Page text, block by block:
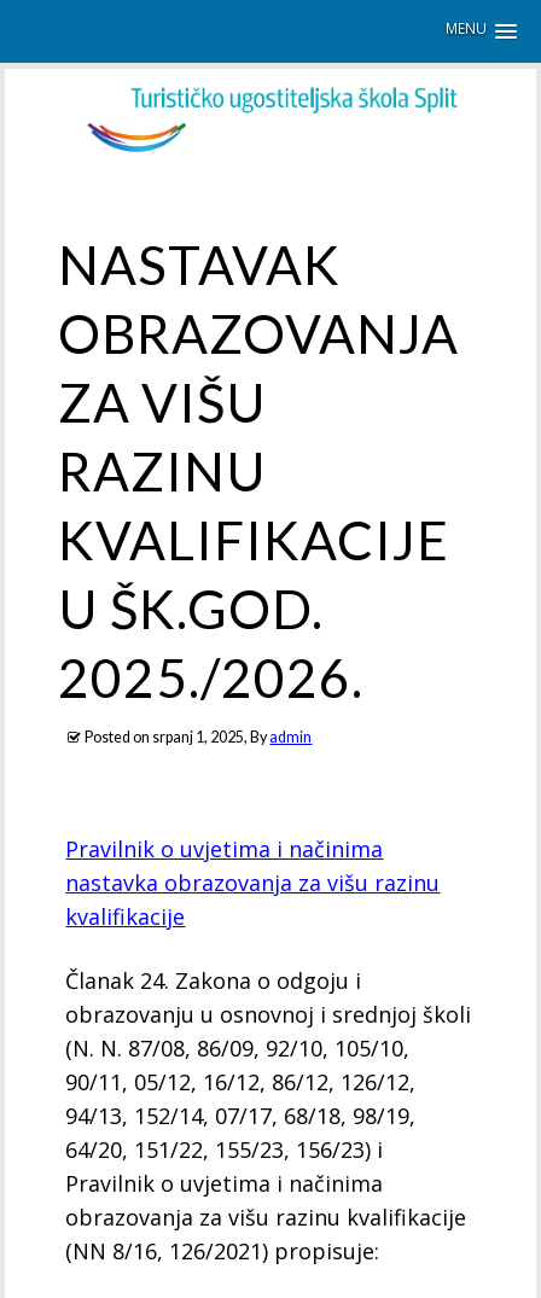
MENU
NASTAVAK
OBRAZOVANJA
ZA VIŠU
RAZINU
KVALIFIKACIJE
U ŠK.GOD.
2025./2026.
Posted on srpanj 1, 2025, Byadmin
Pravilnik o uvjetima i načinima
nastavka obrazovanja za višu razinu
kvalifikacije
Članak 24. Zakona o odgoju i
obrazovanju u osnovnoj i srednjoj školi
(N. N. 87/08, 86/09, 92/10, 105/10,
90/11, 05/12, 16/12, 86/12, 126/12,
94/13, 152/14, 07/17, 68/18, 98/19,
64/20, 151/22, 155/23, 156/23) i
Pravilnik o uvjetima i načinima
obrazovanja za višu razinu kvalifikacije
(NN 8/16, 126/2021) propisuje: